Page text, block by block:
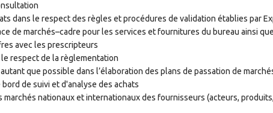
dans le respect des règles et procédures de validation établies par
de marchés–cadre pour les services et fournitures du bureau ainsi
avec les prescripteurs
respect de la règlementation
que possible dans l’élaboration des plans de passation de
de suivi et d'analyse des achats
marchés nationaux et internationaux des fournisseurs (acteurs,